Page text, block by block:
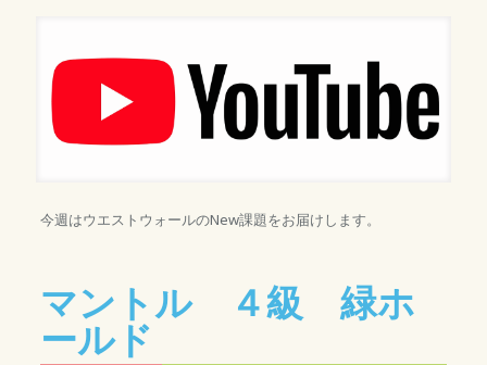
今週はウエストウォールのNew課題をお届けします。
マントル ４級 緑ホ
ールド